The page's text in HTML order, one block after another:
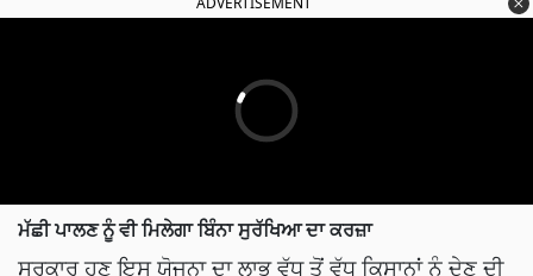
ਮੱਛੀ ਪਾਲਣ ਨੂੰ ਵੀ ਮਿਲੇਗਾ ਬਿੰਨਾ ਸੁਰੱਖਿਆ ਦਾ ਕਰਜ਼ਾ
ਸਰਕਾਰ ਹੁਣ ਇਸ ਯੋਜਨਾ ਦਾ ਲਾਭ ਵੱਧ ਤੋਂ ਵੱਧ ਕਿਸਾਨਾਂ ਨੂੰ ਦੇਣ ਦੀ